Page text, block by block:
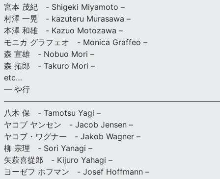
宮本 茂紀 - Shigeki Miyamoto –
村澤 一晃 - kazuteru Murasawa –
本澤 和雄 - Kazuo Motozawa –
モニカ グラフェオ - Monica Graffeo –
森 宣雄 - Nobuo Mori –
森 拓郎 - Takuro Mori –
etc…
— や行
八木 保 - Tamotsu Yagi –
ヤコブ ヤンセン - Jacob Jensen –
ヤコブ・ワグナー - Jakob Wagner –
柳 宗理 - Sori Yanagi –
矢萩喜從郎 - Kijuro Yahagi –
ヨーゼフ ホフマン - Josef Hoffmann –